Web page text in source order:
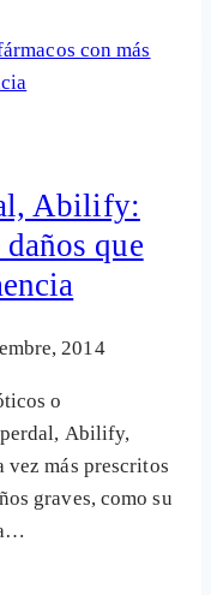
Abilify:
que
2014
o
Abilify,
vez más prescritos
graves, como su